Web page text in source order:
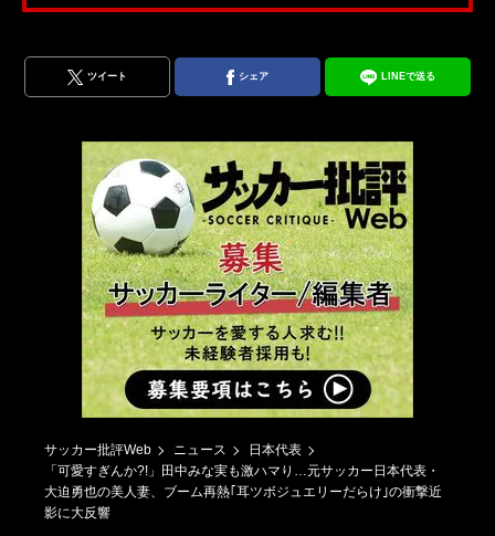
ツイート シェア LINEで送る
サッカー批評Web ニュース
日本代表
「可愛すぎんか?!」田中みな実も激ハマり…元サッカー日本代表・
大迫勇也の美人妻、ブーム再熱｢耳ツボジュエリーだらけ｣の衝撃近
影に大反響